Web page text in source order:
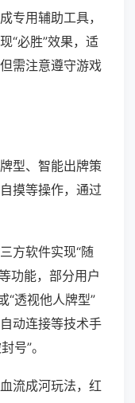
专用辅助工具，
“必胜”效果，适
需注意遵守游戏
型、智能出牌策
摸等操作，通过
方软件实现“随
功能，部分用户
“透视他人牌型”
动连接等技术手
号”。
流成河玩法，红